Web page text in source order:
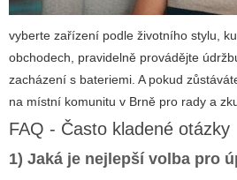
vyberte zařízení podle životního stylu,
obchodech, pravidelně provádějte
zacházení s bateriemi. A pokud
na místní komunitu v Brně pro rady a
FAQ - Často kladené otázky
1) Jaká je nejlepší volba pro